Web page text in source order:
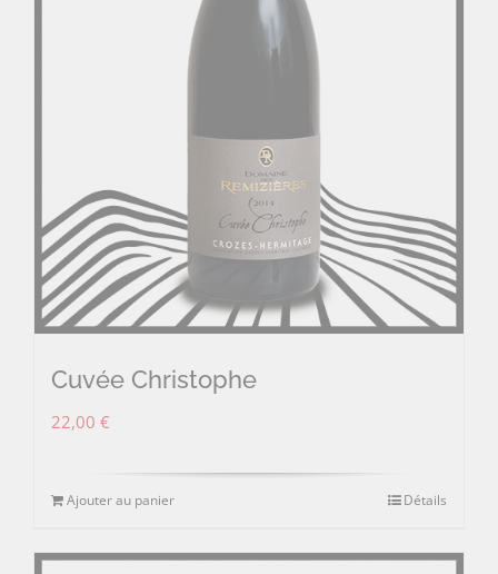
Cuvée Christophe
22,00 €
Ajouter au panier Détails